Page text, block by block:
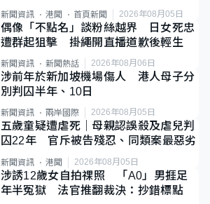
類案最惡劣
新聞資訊 港聞 首頁新聞 2026年08月05日
偶像「不點名」談粉絲越界 日女死忠
遭群起狙擊 掛繩開直播道歉後輕生
新聞資訊 新聞熱話 2026年08月06日
涉前年於新加坡機場傷人 港人母子分
別判囚半年、10日
新聞資訊 兩岸國際 2026年08月05日
五歲童疑遭虐死｜母親認誤殺及虐兒判
囚22年 官斥被告殘忍、同類案最惡劣
新聞資訊 港聞 2026年08月05日
涉誘12歲女自拍祼照 「A0」男捱足
年半冤獄 法官推翻裁決：抄錯標點